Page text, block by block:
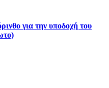
για την υποδοχή του